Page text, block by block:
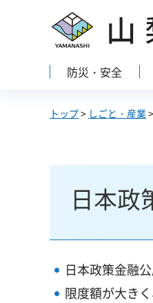
山梨県
防災・安全
トップ> しごと・産業 >
日本政
日本政策金融
限度額が大き